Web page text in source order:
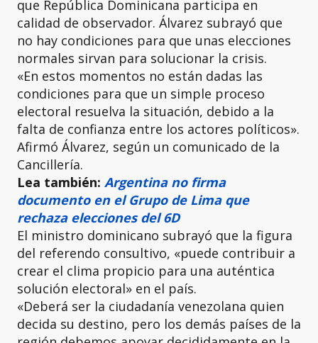
que República Dominicana participa en
calidad de observador. Álvarez subrayó que
no hay condiciones para que unas elecciones
normales sirvan para solucionar la crisis.
«En estos momentos no están dadas las
condiciones para que un simple proceso
electoral resuelva la situación, debido a la
falta de confianza entre los actores políticos».
Afirmó Álvarez, según un comunicado de la
Cancillería.
Lea también: Argentina no firma
documento en el Grupo de Lima que
rechaza elecciones del 6D
El ministro dominicano subrayó que la figura
del referendo consultivo, «puede contribuir a
crear el clima propicio para una auténtica
solución electoral» en el país.
«Deberá ser la ciudadanía venezolana quien
decida su destino, pero los demás países de la